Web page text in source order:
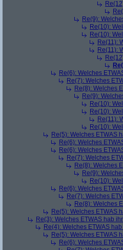
Re(9):
Re(10):
Re(10):
Re(11):
Re(11):
Re(6): Welches
Re(7): Welches
Re(8): Welches
Re(9):
Re(10):
Re(10):
Re(11):
Re(10):
Re(5): Welches ETWAS
Re(6): Welches
Re(6): Welches
Re(7): Welches
Re(8): Welches
Re(9):
Re(10):
Re(6): Welches
Re(7): Welches
Re(8): Welches
Re(5): Welches ETWAS
Re(3): Welches ETWAS hab
Re(4): Welches ETWAS
Re(5): Welches ETWAS
Re(6): Welches